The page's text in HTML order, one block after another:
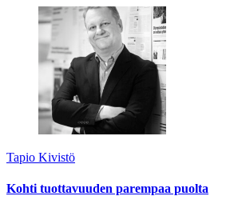
Tapio Kivistö
Kohti tuottavuuden parempaa puolta